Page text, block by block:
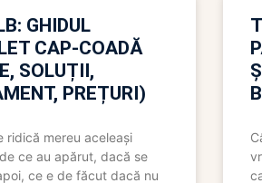
GHIDUL
CAP-COADĂ
SOLUȚII,
PREȚURI)
ridică mereu aceleași
ce au apărut, dacă se
ce e de făcut dacă nu